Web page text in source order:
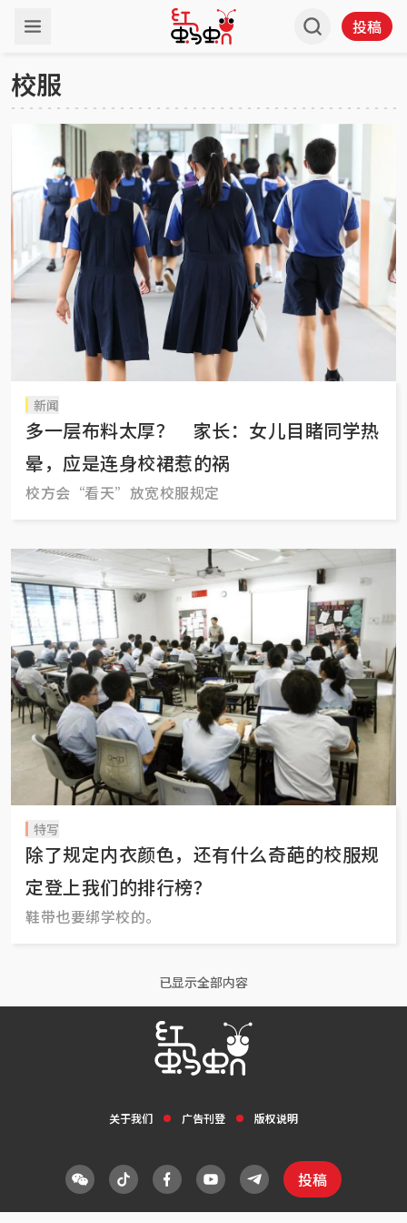
投稿
校服
新闻
多一层布料太厚？ 家长：女儿目睹同学热
晕，应是连身校裙惹的祸
校方会“看天”放宽校服规定
特写
除了规定内衣颜色，还有什么奇葩的校服规
定登上我们的排行榜？
鞋带也要绑学校的。
已显示全部内容
关于我们 广告刊登 版权说明
投稿